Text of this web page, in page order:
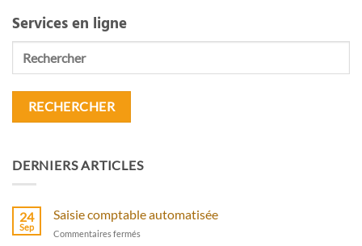
Services en ligne
Rechercher
DERNIERS ARTICLES
24
Sep
Saisie comptable automatisée
Commentaires fermés